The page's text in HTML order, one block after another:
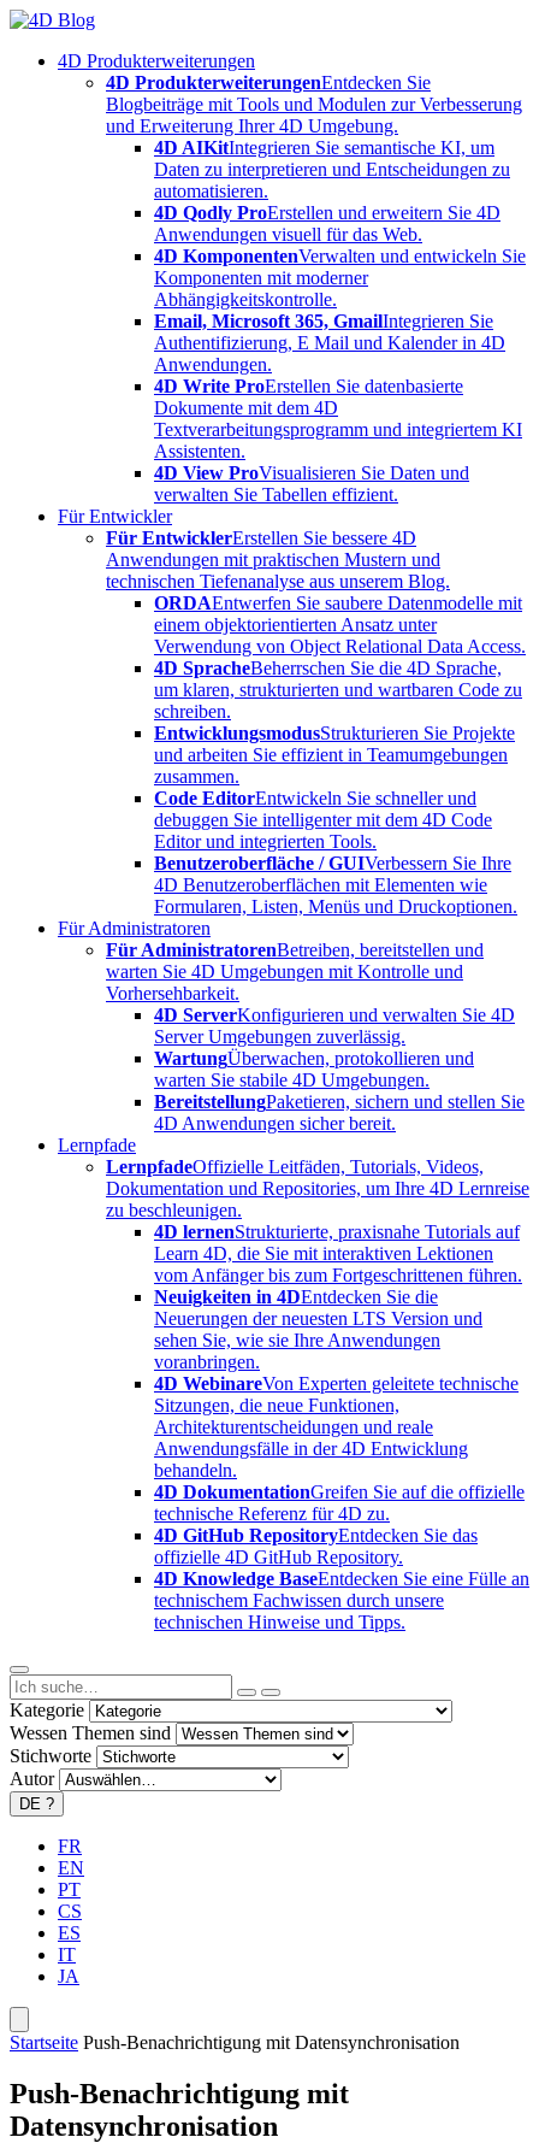
Skip
content4D Produkterweiterungen
4D ProdukterweiterungenEntdecken Sie
Blogbeiträge mit Tools und Modulen zur Verbesserung
und Erweiterung Ihrer 4D Umgebung.
4D AIKitIntegrieren Sie semantische KI, um
Daten zu interpretieren und Entscheidungen zu
automatisieren.
4D Qodly ProErstellen und erweitern Sie 4D
Anwendungen visuell für das Web.
4D KomponentenVerwalten und entwickeln Sie
Komponenten mit moderner
Abhängigkeitskontrolle.
Email, Microsoft 365, GmailIntegrieren Sie
Authentifizierung, E Mail und Kalender in 4D
Anwendungen.
4D Write ProErstellen Sie datenbasierte
Dokumente mit dem 4D
Textverarbeitungsprogramm und integriertem KI
Assistenten.
4D View ProVisualisieren Sie Daten und
verwalten Sie Tabellen effizient.
Für Entwickler
Für EntwicklerErstellen Sie bessere 4D
Anwendungen mit praktischen Mustern und
technischen Tiefenanalyse aus unserem Blog.
ORDAEntwerfen Sie saubere Datenmodelle mit
einem objektorientierten Ansatz unter
Verwendung von Object Relational Data Access.
4D SpracheBeherrschen Sie die 4D Sprache,
um klaren, strukturierten und wartbaren Code zu
schreiben.
EntwicklungsmodusStrukturieren Sie Projekte
und arbeiten Sie effizient in Teamumgebungen
zusammen.
Code EditorEntwickeln Sie schneller und
debuggen Sie intelligenter mit dem 4D Code
Editor und integrierten Tools.
Benutzeroberfläche / GUIVerbessern Sie Ihre
4D Benutzeroberflächen mit Elementen wie
Formularen, Listen, Menüs und Druckoptionen.
Für Administratoren
Für AdministratorenBetreiben, bereitstellen und
warten Sie 4D Umgebungen mit Kontrolle und
Vorhersehbarkeit.
4D ServerKonfigurieren und verwalten Sie 4D
Server Umgebungen zuverlässig.
WartungÜberwachen, protokollieren und
warten Sie stabile 4D Umgebungen.
BereitstellungPaketieren, sichern und stellen Sie
4D Anwendungen sicher bereit.
Lernpfade
LernpfadeOffizielle Leitfäden, Tutorials, Videos,
Dokumentation und Repositories, um Ihre 4D Lernreise
zu beschleunigen.
4D lernenStrukturierte, praxisnahe Tutorials auf
Learn 4D, die Sie mit interaktiven Lektionen
vom Anfänger bis zum Fortgeschrittenen führen.
Neuigkeiten in 4DEntdecken Sie die
Neuerungen der neuesten LTS Version und
sehen Sie, wie sie Ihre Anwendungen
voranbringen.
4D WebinareVon Experten geleitete technische
Sitzungen, die neue Funktionen,
Architekturentscheidungen und reale
Anwendungsfälle in der 4D Entwicklung
behandeln.
4D DokumentationGreifen Sie auf die offizielle
technische Referenz für 4D zu.
4D GitHub RepositoryEntdecken Sie das
offizielle 4D GitHub Repository.
4D Knowledge BaseEntdecken Sie eine Fülle an
technischem Fachwissen durch unsere
technischen Hinweise und Tipps.
Kategorie
Wessen Themen sind
Stichworte
Autor
DE ?
FR
EN
PT
CS
ES
IT
JA
Startseite Push-Benachrichtigung mit Datensynchronisation
Push-Benachrichtigung mit
Datensynchronisation